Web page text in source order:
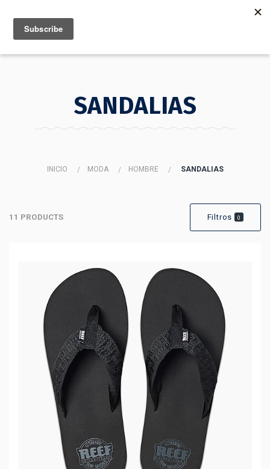
MENU
SANDALIAS
INICIO MODA HOMBRE SANDALIAS
11 PRODUCTS Filtros 0